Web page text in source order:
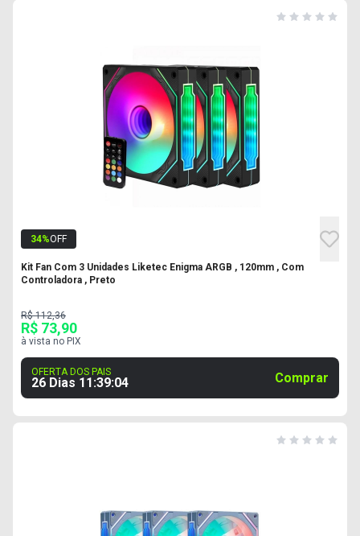
34%OFF
Kit Fan Com 3 Unidades Liketec Enigma ARGB , 120mm , Com
Controladora , Preto
R$ 112,36
R$ 73,90
à vista no PIX
OFERTA DOS PAIS
26 Dias 11:39:03 Comprar